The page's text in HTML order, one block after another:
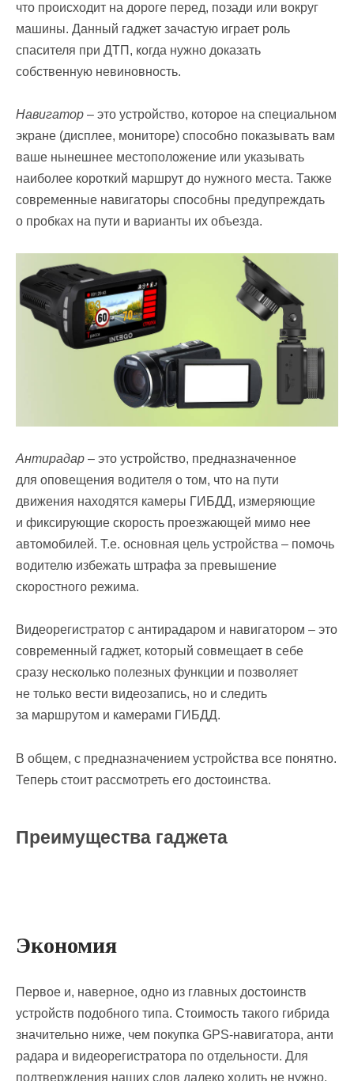
что происходит на дороге перед, позади или вокруг
машины. Данный гаджет зачастую играет роль
спасителя при ДТП, когда нужно доказать
собственную невиновность.
Навигатор – это устройство, которое на специальном
экране (дисплее, мониторе) способно показывать вам
ваше нынешнее местоположение или указывать
наиболее короткий маршрут до нужного места. Также
современные навигаторы способны предупреждать
о пробках на пути и варианты их объезда.
Антирадар – это устройство, предназначенное
для оповещения водителя о том, что на пути
движения находятся камеры ГИБДД, измеряющие
и фиксирующие скорость проезжающей мимо нее
автомобилей. Т.е. основная цель устройства – помочь
водителю избежать штрафа за превышение
скоростного режима.
Видеорегистратор с антирадаром и навигатором – это
современный гаджет, который совмещает в себе
сразу несколько полезных функции и позволяет
не только вести видеозапись, но и следить
за маршрутом и камерами ГИБДД.
В общем, с предназначением устройства все понятно.
Теперь стоит рассмотреть его достоинства.
Преимущества гаджета
Экономия
Первое и, наверное, одно из главных достоинств
устройств подобного типа. Стоимость такого гибрида
значительно ниже, чем покупка GPS-навигатора, анти
радара и видеорегистратора по отдельности. Для
подтверждения наших слов далеко ходить не нужно.